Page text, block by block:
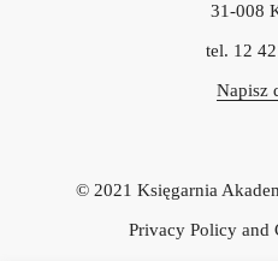
31-008
tel. 12
Napisz
© 2021 Księgarnia
Privacy Policy and